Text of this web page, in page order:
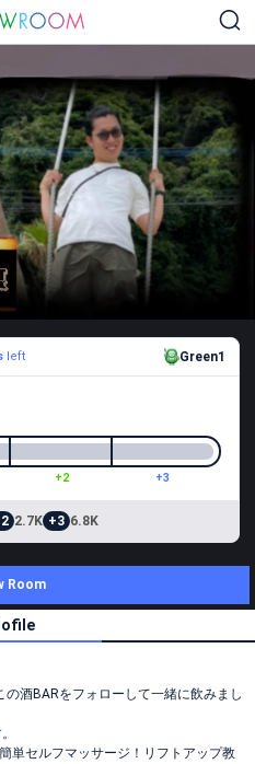
left Green1
+2 +3
2.7K +3 6.8K
Room
酒BARをフォローして一緒に飲みまし
単セルフマッサージ！リフトアップ教